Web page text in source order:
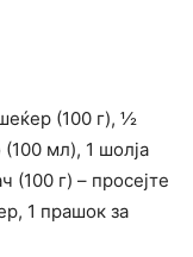
(100 г), ½
мл), 1 шолја
(100 г) – просејте
1 прашок за